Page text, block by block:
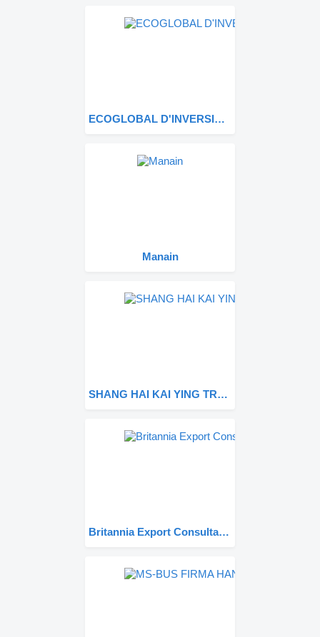
ECOGLOBAL D'INVERSIONS 21, S.L.U.
Manain
SHANG HAI KAI YING TRADING CO.,LIMITED
Britannia Export Consultants Limited